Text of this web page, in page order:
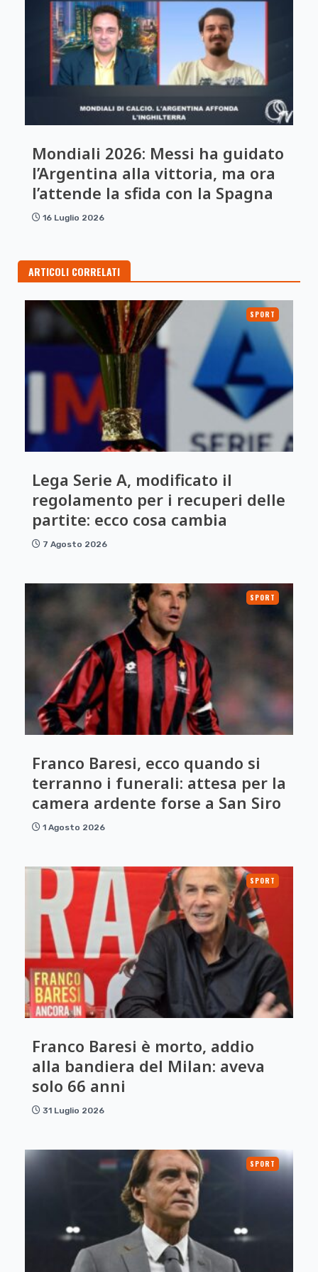
Mondiali 2026: Messi ha guidato
l’Argentina alla vittoria, ma ora
l’attende la sfida con la Spagna
16 Luglio 2026
ARTICOLI CORRELATI
SPORT
Lega Serie A, modificato il
regolamento per i recuperi delle
partite: ecco cosa cambia
7 Agosto 2026
SPORT
Franco Baresi, ecco quando si
terranno i funerali: attesa per la
camera ardente forse a San Siro
1 Agosto 2026
SPORT
Franco Baresi è morto, addio
alla bandiera del Milan: aveva
solo 66 anni
31 Luglio 2026
SPORT